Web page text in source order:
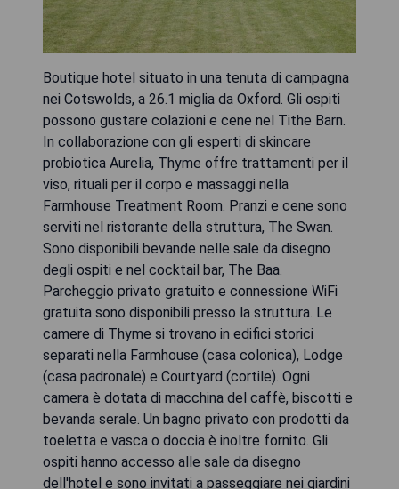
Boutique hotel situato in una tenuta di campagna
nei Cotswolds, a 26.1 miglia da Oxford. Gli ospiti
possono gustare colazioni e cene nel Tithe Barn.
In collaborazione con gli esperti di skincare
probiotica Aurelia, Thyme offre trattamenti per il
viso, rituali per il corpo e massaggi nella
Farmhouse Treatment Room. Pranzi e cene sono
serviti nel ristorante della struttura, The Swan.
Sono disponibili bevande nelle sale da disegno
degli ospiti e nel cocktail bar, The Baa.
Parcheggio privato gratuito e connessione WiFi
gratuita sono disponibili presso la struttura. Le
camere di Thyme si trovano in edifici storici
separati nella Farmhouse (casa colonica), Lodge
(casa padronale) e Courtyard (cortile). Ogni
camera è dotata di macchina del caffè, biscotti e
bevanda serale. Un bagno privato con prodotti da
toeletta e vasca o doccia è inoltre fornito. Gli
ospiti hanno accesso alle sale da disegno
dell'hotel e sono invitati a passeggiare nei giardini